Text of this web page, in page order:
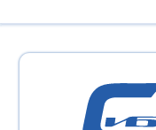
ООО
дистрибьютор